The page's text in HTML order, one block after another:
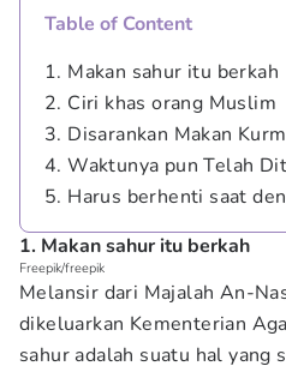
Table of Content
1. Makan sahur itu berkah
2. Ciri khas orang Muslim
3. Disarankan Makan
4. Waktunya pun Telah
5. Harus berhenti saat
1. Makan sahur itu berkah
Freepik/freepik
Melansir dari Majalah An-
dikeluarkan Kementerian
sahur adalah suatu hal yang